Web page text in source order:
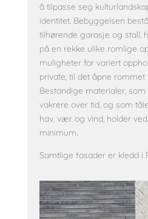
å tilpasse seg
identitet. Bebyggelsen
tilhørende garasje og stall,
på en rekke ulike romlige
muligheter for variert
private, til det åpne
Bestandige materialer,
vakrere over tid, og som
hav, vær og vind, holder
minimum.
Samtlige fasader er kledd i